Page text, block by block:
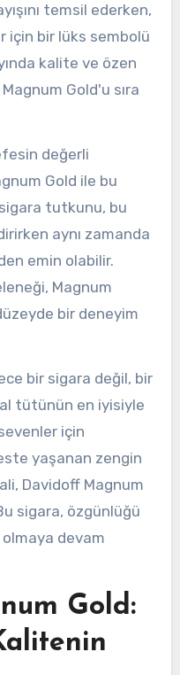
temsil ederken,
için bir lüks sembolü
kalite ve özen
Gold'u sıra
değerli
Gold ile bu
tutkunu, bu
aynı zamanda
emin olabilir.
Magnum
bir deneyim
bir sigara değil, bir
tütünün en iyisiyle
için
yaşanan zengin
Davidoff Magnum
sigara, özgünlüğü
devam
Gold: